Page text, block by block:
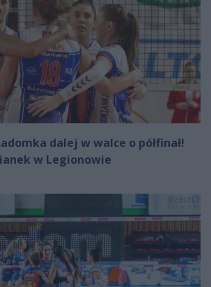
dalej w walce o półfinał!
w Legionowie